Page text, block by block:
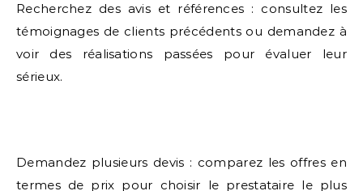
Recherchez des avis et références : consultez les
témoignages de clients précédents ou demandez à
voir des réalisations passées pour évaluer leur
sérieux.
Demandez plusieurs devis : comparez les offres en
termes de prix pour choisir le prestataire le plus